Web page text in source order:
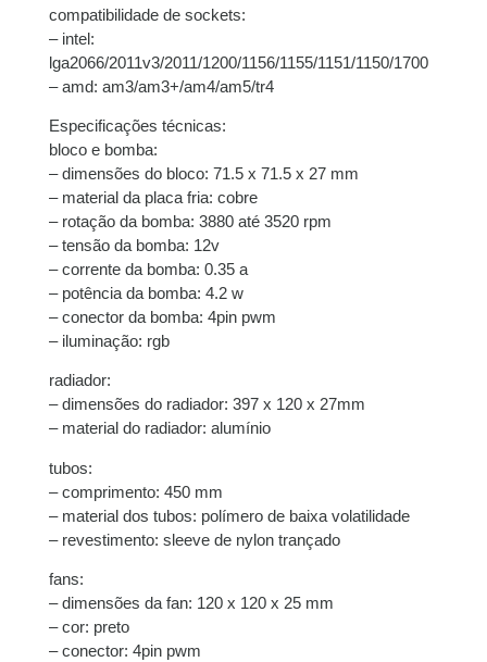
10x de
juros
juros
compatibilidade de sockets:
– intel:
lga2066/2011v3/2011/1200/1156/1155/1151/1150/1700
– amd: am3/am3+/am4/am5/tr4
Especificações técnicas:
bloco e bomba:
– dimensões do bloco: 71.5 x 71.5 x 27 mm
– material da placa fria: cobre
– rotação da bomba: 3880 até 3520 rpm
– tensão da bomba: 12v
– corrente da bomba: 0.35 a
– potência da bomba: 4.2 w
– conector da bomba: 4pin pwm
– iluminação: rgb
radiador:
– dimensões do radiador: 397 x 120 x 27mm
– material do radiador: alumínio
tubos:
– comprimento: 450 mm
– material dos tubos: polímero de baixa volatilidade
– revestimento: sleeve de nylon trançado
fans:
– dimensões da fan: 120 x 120 x 25 mm
– cor: preto
– conector: 4pin pwm